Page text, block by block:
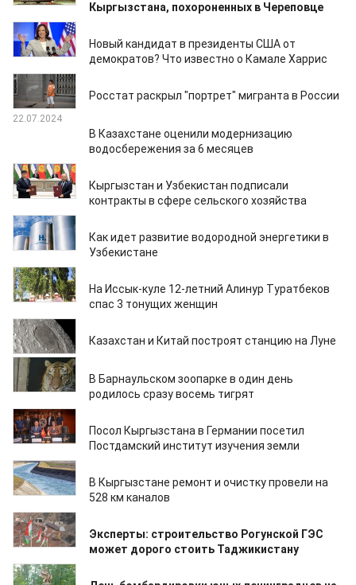
Кыргызстана, похороненных в Череповце
23.07.2024
Новый кандидат в президенты США от
демократов? Что известно о Камале Харрис
23.07.2024
Росстат раскрыл "портрет" мигранта в России
22.07.2024
В Казахстане оценили модернизацию
водосбережения за 6 месяцев
22.07.2024
Кыргызстан и Узбекистан подписали
контракты в сфере сельского хозяйства
22.07.2024
Как идет развитие водородной энергетики в
Узбекистане
22.07.2024
На Иссык-куле 12-летний Алинур Туратбеков
спас 3 тонущих женщин
22.07.2024
Казахстан и Китай построят станцию на Луне
21.07.2024
В Барнаульском зоопарке в один день
родилось сразу восемь тигрят
21.07.2024
Посол Кыргызстана в Германии посетил
Постдамский институт изучения земли
21.07.2024
В Кыргызстане ремонт и очистку провели на
528 км каналов
21.07.2024
Эксперты: строительство Рогунской ГЭС
может дорого стоить Таджикистану
21.07.2024